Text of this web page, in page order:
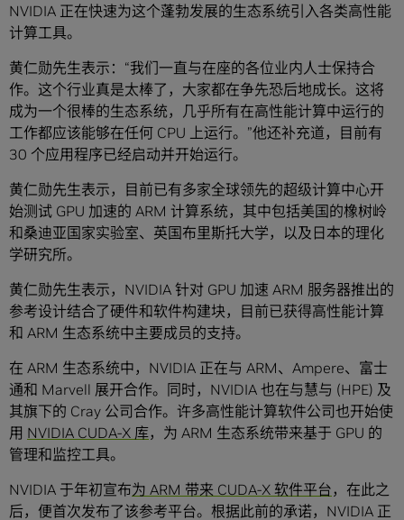
NVIDIA 正在快速为这个蓬勃发展的生态系统引入各类高性能
计算工具。
黄仁勋先生表示：“我们一直与在座的各位业内人士保持合
作。这个行业真是太棒了，大家都在争先恐后地成长。这将
成为一个很棒的生态系统，几乎所有在高性能计算中运行的
工作都应该能够在任何 CPU 上运行。”他还补充道，目前有
30 个应用程序已经启动并开始运行。
黄仁勋先生表示，目前已有多家全球领先的超级计算中心开
始测试 GPU 加速的 ARM 计算系统，其中包括美国的橡树岭
和桑迪亚国家实验室、英国布里斯托大学，以及日本的理化
学研究所。
黄仁勋先生表示，NVIDIA 针对 GPU 加速 ARM 服务器推出的
参考设计结合了硬件和软件构建块，目前已获得高性能计算
和 ARM 生态系统中主要成员的支持。
在 ARM 生态系统中，NVIDIA 正在与 ARM、Ampere、富士
通和 Marvell 展开合作。同时，NVIDIA 也在与慧与 (HPE) 及
其旗下的 Cray 公司合作。许多高性能计算软件公司也开始使
用 NVIDIA CUDA-X 库，为 ARM 生态系统带来基于 GPU 的
管理和监控工具。
NVIDIA 于年初宣布为 ARM 带来 CUDA-X 软件平台，在此之
后，便首次发布了该参考平台。根据此前的承诺，NVIDIA 正